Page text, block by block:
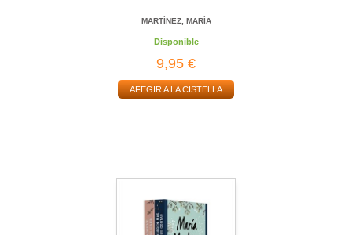
MARTÍNEZ, MARÍA
Disponible
9,95 €
AFEGIR A LA CISTELLA